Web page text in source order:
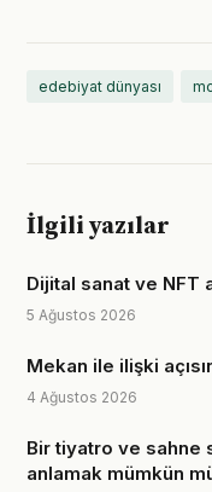
edebiyat dünyası
İlgili yazılar
Dijital sanat ve NFT
5 Ağustos 2026
Mekan ile ilişki
4 Ağustos 2026
Bir tiyatro ve sahne
anlamak mümkün